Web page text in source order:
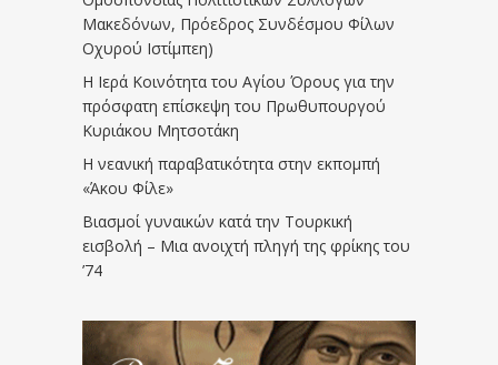
Μακεδόνων, Πρόεδρος Συνδέσμου Φίλων
Οχυρού Ιστίμπεη)
Η Ιερά Κοινότητα του Αγίου Όρους για την
πρόσφατη επίσκεψη του Πρωθυπουργού
Κυριάκου Μητσοτάκη
Η νεανική παραβατικότητα στην εκπομπή
«Άκου Φίλε»
Βιασμοί γυναικών κατά την Τουρκική
εισβολή – Μια ανοιχτή πληγή της φρίκης του
’74